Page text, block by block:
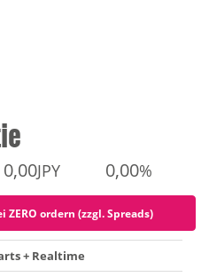
0,00JPY 0,00%
ZERO ordern (zzgl. Spreads)
+ Realtime